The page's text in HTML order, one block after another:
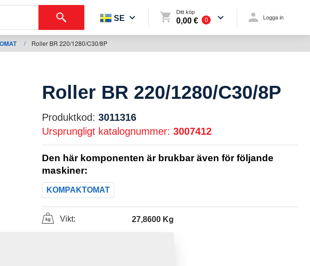
SE
Ditt köp
0,00 € 0 Logga in
/ Roller BR 220/1280/C30/8P
Roller BR 220/1280/C30/8P
Produktkod: 3011316
Ursprungligt katalognummer: 3007412
Den här komponenten är brukbar även för följande
maskiner:
KOMPAKTOMAT
Vikt: 27,8600 Kg